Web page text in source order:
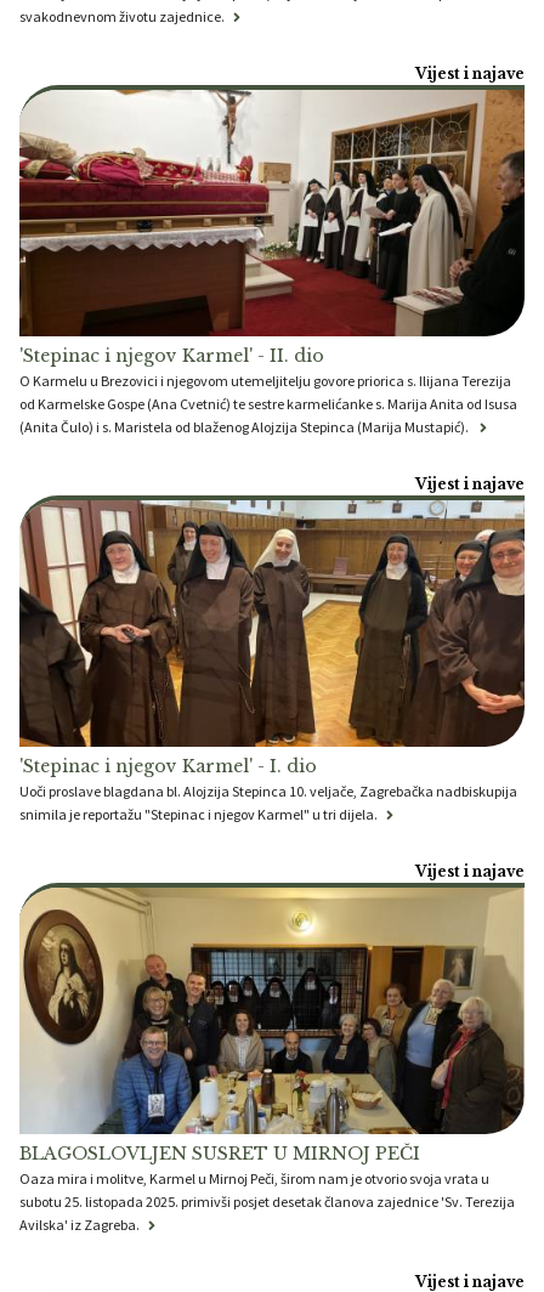
svakodnevnom životu zajednice.
Vijest i najave
'Stepinac i njegov Karmel' - II. dio
O Karmelu u Brezovici i njegovom utemeljitelju govore priorica s. Ilijana Terezija
od Karmelske Gospe (Ana Cvetnić) te sestre karmelićanke s. Marija Anita od Isusa
(Anita Čulo) i s. Maristela od blaženog Alojzija Stepinca (Marija Mustapić).
Vijest i najave
'Stepinac i njegov Karmel' - I. dio
Uoči proslave blagdana bl. Alojzija Stepinca 10. veljače, Zagrebačka nadbiskupija
snimila je reportažu "Stepinac i njegov Karmel" u tri dijela.
Vijest i najave
BLAGOSLOVLJEN SUSRET U MIRNOJ PEČI
Oaza mira i molitve, Karmel u Mirnoj Peči, širom nam je otvorio svoja vrata u
subotu 25. listopada 2025. primivši posjet desetak članova zajednice 'Sv. Terezija
Avilska' iz Zagreba.
Vijest i najave